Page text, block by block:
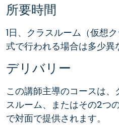
所要時間
1日、クラスルーム（仮想
式で行われる場合は多少異
デリバリー
この講師主導のコースは
スルーム、またはその2つ
で対面で提供されます。